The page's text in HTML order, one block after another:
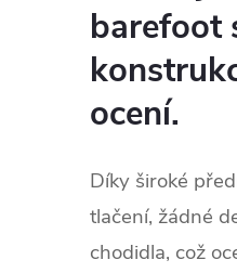
barefoot
ocení.
Díky široké
tlačení, žádné
chodidla, což